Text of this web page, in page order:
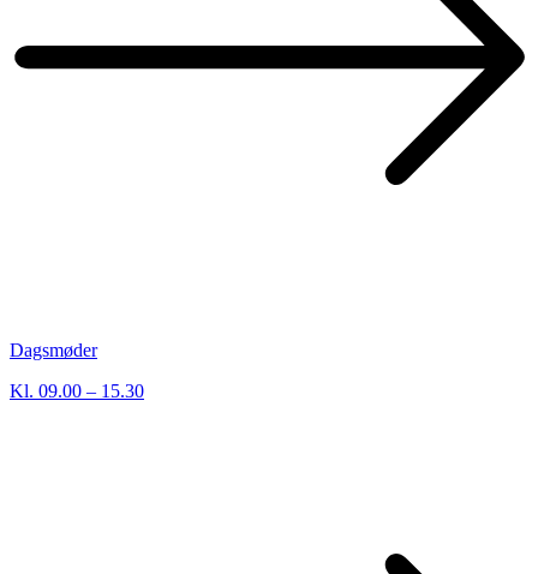
Dagsmøder
Kl. 09.00 – 15.30